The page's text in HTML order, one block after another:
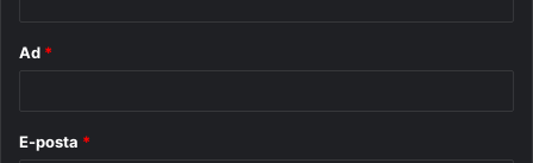
Ad *
E-posta *